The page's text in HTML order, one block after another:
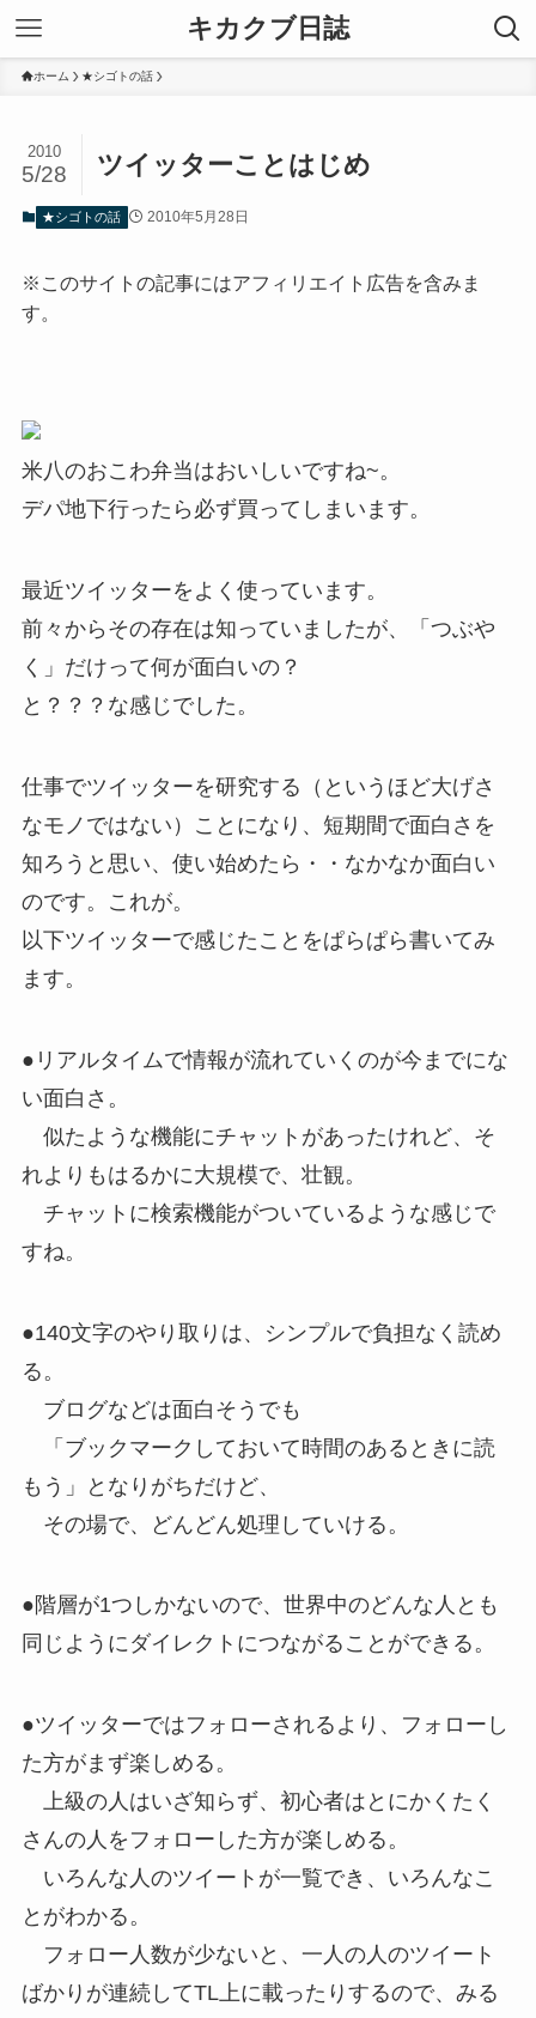
キカクブ日誌
ホーム ★シゴトの話
ツイッターことはじめ
2010
5/28
★シゴトの話 2010年5月28日
※このサイトの記事にはアフィリエイト広告を含みま
す。
米八のおこわ弁当はおいしいですね~。
デパ地下行ったら必ず買ってしまいます。
最近ツイッターをよく使っています。
前々からその存在は知っていましたが、「つぶや
く」だけって何が面白いの？
と？？？な感じでした。
仕事でツイッターを研究する（というほど大げさ
なモノではない）ことになり、短期間で面白さを
知ろうと思い、使い始めたら・・なかなか面白い
のです。これが。
以下ツイッターで感じたことをぱらぱら書いてみ
ます。
●リアルタイムで情報が流れていくのが今までにな
い面白さ。
似たような機能にチャットがあったけれど、そ
れよりもはるかに大規模で、壮観。
チャットに検索機能がついているような感じで
すね。
●140文字のやり取りは、シンプルで負担なく読め
る。
ブログなどは面白そうでも
「ブックマークしておいて時間のあるときに読
もう」となりがちだけど、
その場で、どんどん処理していける。
●階層が1つしかないので、世界中のどんな人とも
同じようにダイレクトにつながることができる。
●ツイッターではフォローされるより、フォローし
た方がまず楽しめる。
上級の人はいざ知らず、初心者はとにかくたく
さんの人をフォローした方が楽しめる。
いろんな人のツイートが一覧でき、いろんなこ
とがわかる。
フォロー人数が少ないと、一人の人のツイート
ばかりが連続してTL上に載ったりするので、みる